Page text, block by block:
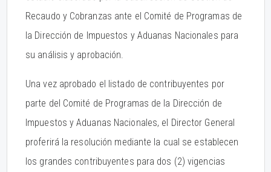
Recaudo y Cobranzas ante el Comité de Programas de
la Dirección de Impuestos y Aduanas Nacionales para
su análisis y aprobación.
Una vez aprobado el listado de contribuyentes por
parte del Comité de Programas de la Dirección de
Impuestos y Aduanas Nacionales, el Director General
proferirá la resolución mediante la cual se establecen
los grandes contribuyentes para dos (2) vigencias